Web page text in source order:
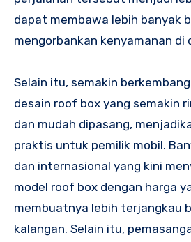
dapat membawa lebih banyak
mengorbankan kenyamanan di
Selain itu, semakin
desain roof box yang semakin
dan mudah dipasang,
praktis untuk pemilik mobil.
dan internasional yang kini
model roof box dengan harga
membuatnya lebih terjangkau
kalangan. Selain itu,